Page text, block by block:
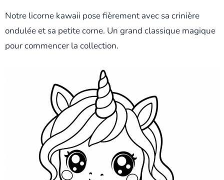
Notre licorne kawaii pose fièrement avec sa crinière
ondulée et sa petite corne. Un grand classique magique
pour commencer la collection.